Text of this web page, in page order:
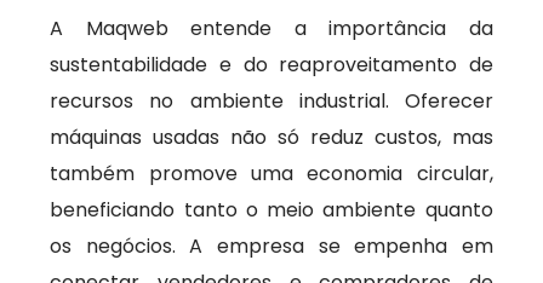
A Maqweb entende a importância da
sustentabilidade e do reaproveitamento de
recursos no ambiente industrial. Oferecer
máquinas usadas não só reduz custos, mas
também promove uma economia circular,
beneficiando tanto o meio ambiente quanto
os negócios. A empresa se empenha em